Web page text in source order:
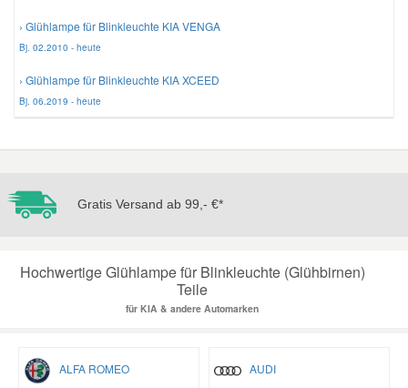
› Glühlampe für Blinkleuchte KIA VENGA
Bj. 02.2010 - heute
› Glühlampe für Blinkleuchte KIA XCEED
Bj. 06.2019 - heute
Gratis Versand ab 99,- €*
Hochwertige Glühlampe für Blinkleuchte (Glühbirnen)
Teile
für KIA & andere Automarken
ALFA ROMEO AUDI